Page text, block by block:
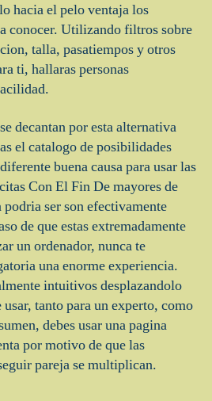
hacia el pelo ventaja los
conocer. Utilizando filtros sobre
talla, pasatiempos y otros
ti, hallaras personas
decantan por esta alternativa
el catalogo de posibilidades
buena causa para usar las
Con El Fin De mayores de
ser son efectivamente
de que estas extremadamente
un ordenador, nunca te
una enorme experiencia.
intuitivos desplazandolo
tanto para un experto, como
debes usar una pagina
por motivo de que las
pareja se multiplican.